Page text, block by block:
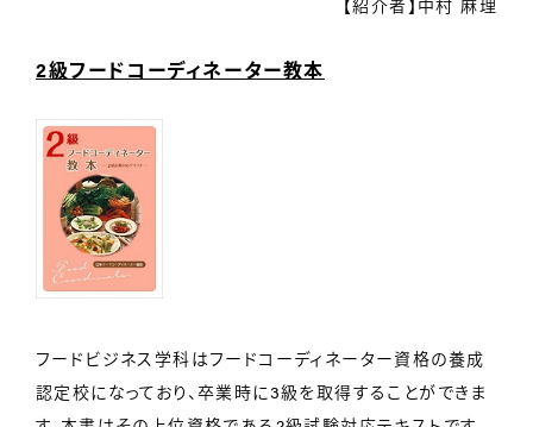
【紹介者】中村 麻理
2級フードコーディネーター教本
フードビジネス学科はフードコーディネーター資格の養成
認定校になっており、卒業時に3級を取得することができま